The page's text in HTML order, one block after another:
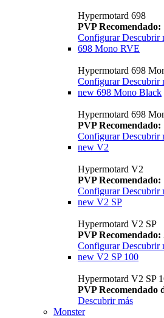
Hypermotard 698
PVP Recomendado:
ConfigurarDescubrir
698 Mono RVE
Hypermotard 698
Configurar Descubrir
new 698 Mono Black
Hypermotard 698
PVP Recomendado:
Configurar Descubrir
new V2
Hypermotard V2
PVP Recomendado:
Configurar Descubrir
new V2 SP
Hypermotard V2 SP
PVP Recomendado:
Configurar Descubrir
new V2 SP 100
Hypermotard V2 SP
PVP Recomendado
Descubrir más
Monster